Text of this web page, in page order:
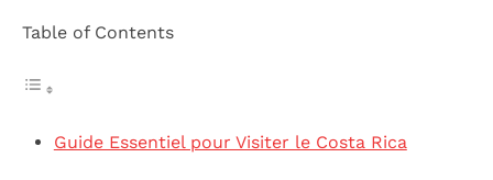
Table of Contents
Guide Essentiel pour Visiter le Costa Rica